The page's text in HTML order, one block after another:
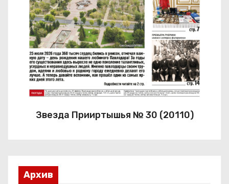
Звезда Прииртышья № 30 (20110)
Архив